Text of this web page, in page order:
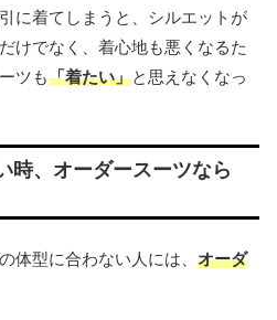
に着てしまうと、シルエットが
けでなく、着心地も悪くなるた
ツも「着たい」と思えなくなっ
時、オーダースーツなら
体型に合わない人には、 オーダ